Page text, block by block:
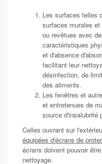
Les surfaces telles
surfaces murales
ou revêtues avec
caractéristiques
et d'absence
facilitant leur
désinfection, de
des aliments.
Les fenêtres et
et entretenues de
source d'insalubrité
Celles ouvrant sur
équipées d'écrans de
écrans doivent pouvoir
nettoyage.